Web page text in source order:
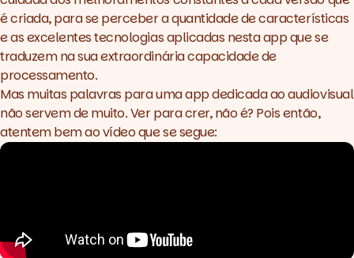
é criada, para se perceber a quantidade de características
e as excelentes tecnologias aplicadas nesta app que se
traduzem na sua extraordinária capacidade de
processamento.
Mas muitas palavras para umaappdedicada ao audiovisual
não servem de muito. Ver para crer, não é? Pois então,
atentem bem ao vídeo que se segue: